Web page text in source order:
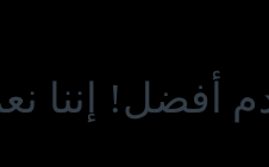
أفضل!